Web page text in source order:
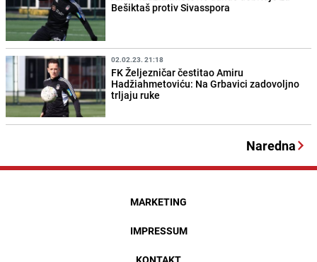
Bešiktaš protiv Sivasspora
02.02.23. 21:18
FK Željezničar čestitao Amiru
Hadžiahmetoviću: Na Grbavici zadovoljno
trljaju ruke
Naredna
MARKETING
IMPRESSUM